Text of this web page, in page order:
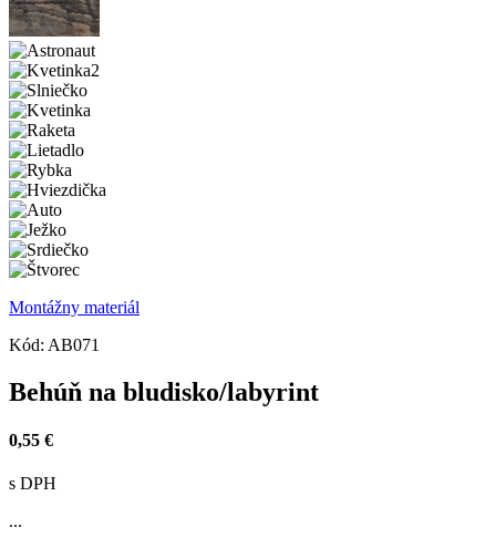
Montážny materiál
Kód: AB071
Behúň na bludisko/labyrint
0,55 €
s DPH
...